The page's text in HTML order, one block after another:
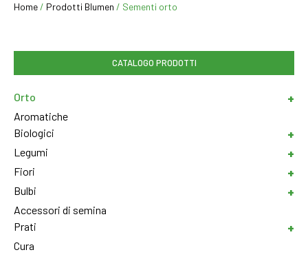
Home / Prodotti Blumen / Sementi orto
CATALOGO PRODOTTI
Orto
Aromatiche
Biologici
Legumi
Fiori
Bulbi
Accessori di semina
Prati
Cura